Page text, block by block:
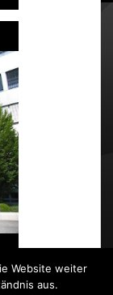
Website weiter
aus.